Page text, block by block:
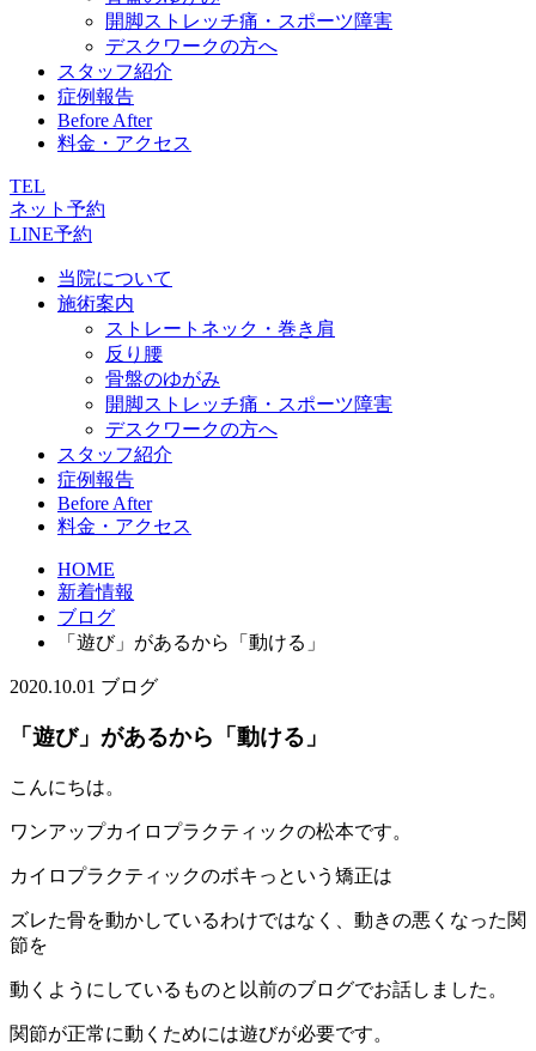
開脚ストレッチ痛・スポーツ障害
デスクワークの方へ
スタッフ紹介
症例報告
Before After
料金・アクセス
TEL
ネット予約
LINE予約
当院について
施術案内
ストレートネック・巻き肩
反り腰
骨盤のゆがみ
開脚ストレッチ痛・スポーツ障害
デスクワークの方へ
スタッフ紹介
症例報告
Before After
料金・アクセス
HOME
新着情報
ブログ
「遊び」があるから「動ける」
2020.10.01 ブログ
「遊び」があるから「動ける」
こんにちは。
ワンアップカイロプラクティックの松本です。
カイロプラクティックのボキっという矯正は
ズレた骨を動かしているわけではなく、動きの悪くなった関
節を
動くようにしているものと以前のブログでお話しました。
関節が正常に動くためには遊びが必要です。